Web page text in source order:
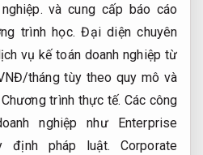
và cung cấp báo cáo
trình học. Đại diện chuyên
vụ kế toán doanh nghiệp từ
tháng tùy theo quy mô và
Chương trình thực tế. Các công
nghiệp như Enterprise
định pháp luật. Corporate